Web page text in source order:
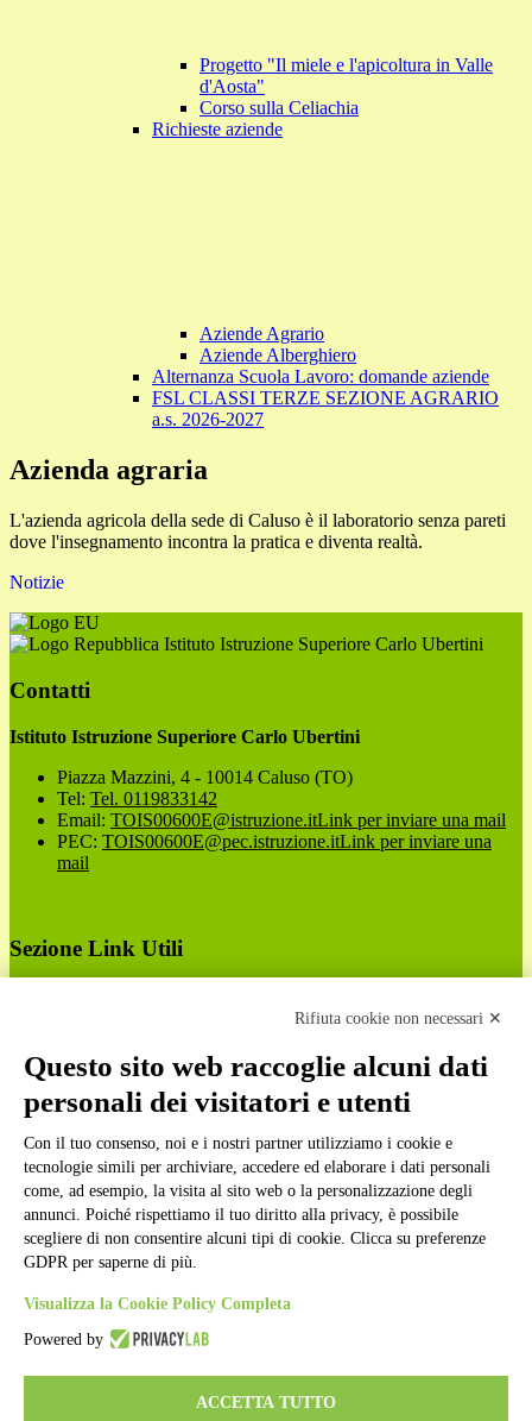
Progetto "Il miele e l'apicoltura in Valle
d'Aosta"
Corso sulla Celiachia
Richieste aziende
Aziende Agrario
Aziende Alberghiero
Alternanza Scuola Lavoro: domande aziende
FSL CLASSI TERZE SEZIONE AGRARIO
a.s. 2026-2027
Azienda agraria
L'azienda agricola della sede di Caluso è il laboratorio senza pareti
dove l'insegnamento incontra la pratica e diventa realtà.
Notizie
Istituto Istruzione Superiore Carlo Ubertini
Contatti
Istituto Istruzione Superiore Carlo Ubertini
Piazza Mazzini, 4 - 10014 Caluso (TO)
Tel: Tel. 0119833142
Email: TOIS00600E@istruzione.itLink per inviare una mail
PEC: TOIS00600E@pec.istruzione.itLink per inviare una
mail
Sezione Link Utili
Ufficio Relazioni con il Pubblico
Dichiarazione di accessibilità
Obiettivi di accessibilità
Gestione consensi cookie
Amministrazione trasparente
Pagina visualizzata
2728 volte
Sezione Copyright
Copyright 2026 | Engineered and powered by Gruppo Spaggiari
Parma S.p.A. | Divisione Publishing & New Social Media
Rifiuta cookie non necessari ✕
Questo sito web raccoglie alcuni dati
personali dei visitatori e utenti
Con il tuo consenso, noi e i nostri partner utilizziamo i cookie e
tecnologie simili per archiviare, accedere ed elaborare i dati personali
come, ad esempio, la visita al sito web o la personalizzazione degli
annunci. Poiché rispettiamo il tuo diritto alla privacy, è possibile
scegliere di non consentire alcuni tipi di cookie. Clicca su preferenze
GDPR per saperne di più.
Visualizza la Cookie Policy Completa
Powered by
ACCETTA TUTTO